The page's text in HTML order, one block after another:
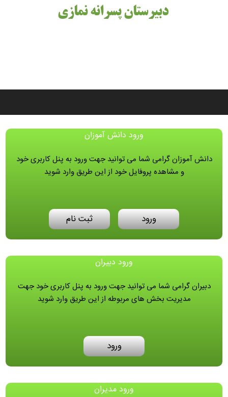
دبیرستان پسرانه نمازی
ورود دانش آموزان
دانش آموزان گرامی شما می توانید جهت ورود به پنل کاربری خود
و مشاهده پروفایل خود از این طریق وارد شوید
ورود ثبت نام
ورود دبیران
دبیران گرامی شما می توانید جهت ورود به پنل کاربری خود جهت
مدیریت بخش های مربوطه از این طریق وارد شوید
ورود
ورود مدیران